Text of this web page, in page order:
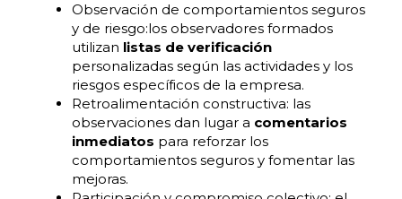
Observación de comportamientos seguros
y de riesgo:los observadores formados
utilizan listas de verificación
personalizadas según las actividades y los
riesgos específicos de la empresa.
Retroalimentación constructiva: las
observaciones dan lugar a comentarios
inmediatos para reforzar los
comportamientos seguros y fomentar las
mejoras.